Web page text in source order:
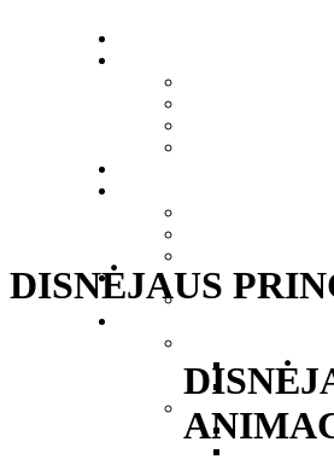
DISNĖJAUS